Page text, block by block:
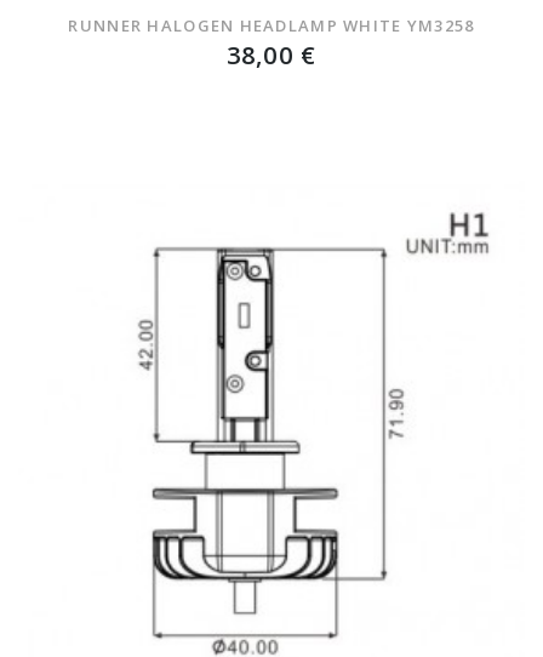
RUNNER HALOGEN HEADLAMP WHITE YM3258
38,00 €